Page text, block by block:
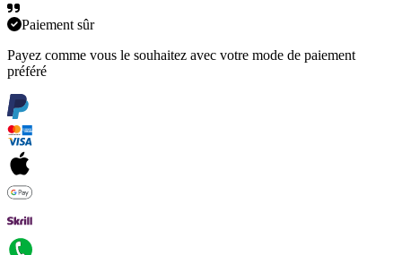
Paiement sûr
Payez comme vous le souhaitez avec votre mode de paiement
préféré